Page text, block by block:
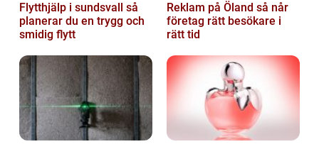
Flytthjälp i sundsvall så
planerar du en trygg och
smidig flytt
Reklam på Öland så når
företag rätt besökare i
rätt tid